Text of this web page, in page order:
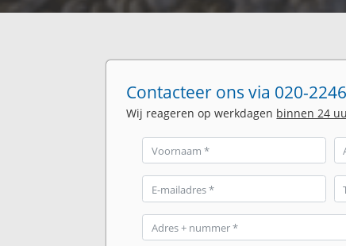
Contacteer ons via 020-
Wij reageren op werkdagen binnen 24